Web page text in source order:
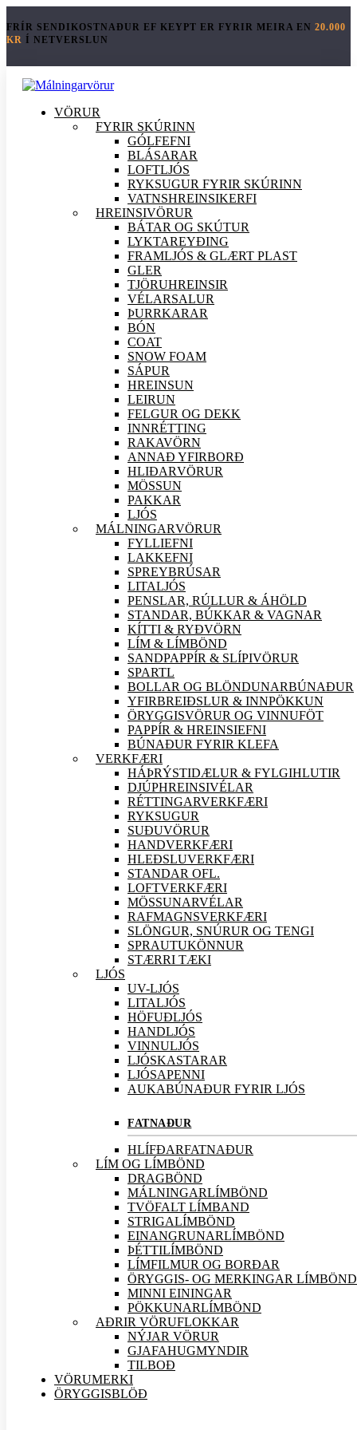
FRÍR SENDIKOSTNAÐUR EF KEYPT ER FYRIR MEIRA EN 20.000
KR Í NETVERSLUN
VÖRUR
FYRIR SKÚRINN
GÓLFEFNI
BLÁSARAR
LOFTLJÓS
RYKSUGUR FYRIR SKÚRINN
VATNSHREINSIKERFI
HREINSIVÖRUR
BÁTAR OG SKÚTUR
LYKTAREYÐING
FRAMLJÓS & GLÆRT PLAST
GLER
TJÖRUHREINSIR
VÉLARSALUR
ÞURRKARAR
BÓN
COAT
SNOW FOAM
SÁPUR
HREINSUN
LEIRUN
FELGUR OG DEKK
INNRÉTTING
RAKAVÖRN
ANNAÐ YFIRBORÐ
HLIÐARVÖRUR
MÖSSUN
PAKKAR
LJÓS
MÁLNINGARVÖRUR
FYLLIEFNI
LAKKEFNI
SPREYBRÚSAR
LITALJÓS
PENSLAR, RÚLLUR & ÁHÖLD
STANDAR, BÚKKAR & VAGNAR
KÍTTI & RYÐVÖRN
LÍM & LÍMBÖND
SANDPAPPÍR & SLÍPIVÖRUR
SPARTL
BOLLAR OG BLÖNDUNARBÚNAÐUR
YFIRBREIÐSLUR & INNPÖKKUN
ÖRYGGISVÖRUR OG VINNUFÖT
PAPPÍR & HREINSIEFNI
BÚNAÐUR FYRIR KLEFA
VERKFÆRI
HÁÞRÝSTIDÆLUR & FYLGIHLUTIR
DJÚPHREINSIVÉLAR
RÉTTINGARVERKFÆRI
RYKSUGUR
SUÐUVÖRUR
HANDVERKFÆRI
HLEÐSLUVERKFÆRI
STANDAR OFL.
LOFTVERKFÆRI
MÖSSUNARVÉLAR
RAFMAGNSVERKFÆRI
SLÖNGUR, SNÚRUR OG TENGI
SPRAUTUKÖNNUR
STÆRRI TÆKI
LJÓS
UV-LJÓS
LITALJÓS
HÖFUÐLJÓS
HANDLJÓS
VINNULJÓS
LJÓSKASTARAR
LJÓSAPENNI
AUKABÚNAÐUR FYRIR LJÓS
FATNAÐUR
HLÍFÐARFATNAÐUR
LÍM OG LÍMBÖND
DRAGBÖND
MÁLNINGARLÍMBÖND
TVÖFALT LÍMBAND
STRIGALÍMBÖND
EINANGRUNARLÍMBÖND
ÞÉTTILÍMBÖND
LÍMFILMUR OG BORÐAR
ÖRYGGIS- OG MERKINGAR LÍMBÖND
MINNI EININGAR
PÖKKUNARLÍMBÖND
AÐRIR VÖRUFLOKKAR
NÝJAR VÖRUR
GJAFAHUGMYNDIR
TILBOÐ
VÖRUMERKI
ÖRYGGISBLÖÐ